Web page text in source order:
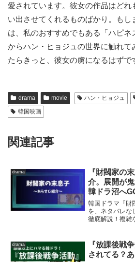
愛されています。彼女の作品はどれ
い出させてくれるものばかり。もし
は、私のおすすめでもある「ハピネ
からハン・ヒョジュの世界に触れて
たらきっと、彼女の虜になるはずで
drama movie ハン・ヒョジュ
韓国映画
関連記事
drama
『財閥家の
介。展開が
韓ドラ沼へ
韓国ドラマ『財
を、ネタバレな
徹底解説！複雑
drama
『放課後戦
されてる？